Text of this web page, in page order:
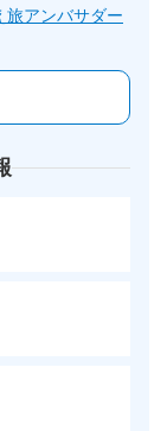
旅アンバサダー